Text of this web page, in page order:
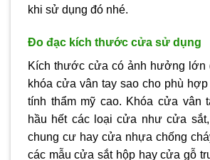
khi sử dụng đó nhé.
Đo đạc kích thước cửa sử dụng
Kích thước cửa có ảnh hưởng lớn
khóa cửa vân tay sao cho phù
tính thẩm mỹ cao. Khóa cửa vân
hầu hết các loại cửa như cửa
chung cư hay cửa nhựa chống
các mẫu cửa sắt hộp hay cửa gỗ